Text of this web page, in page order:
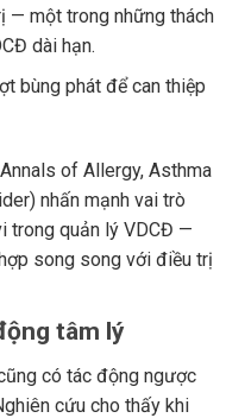
— một trong những thách
dài hạn.
bùng phát để can thiệp
of Allergy, Asthma
nhấn mạnh vai trò
trong quản lý VDCĐ —
song song với điều trị
tâm lý
có tác động ngược
cứu cho thấy khi